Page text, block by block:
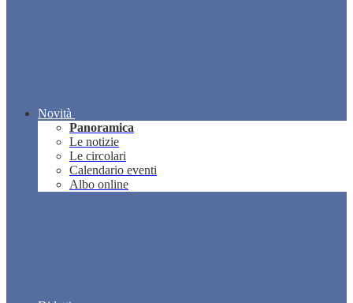
Novità
Panoramica
Le notizie
Le circolari
Calendario eventi
Albo online